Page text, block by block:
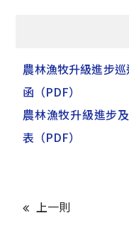
農林漁牧升級進步巡
函 （PDF）
農林漁牧升級進步
表 （PDF）
上一則